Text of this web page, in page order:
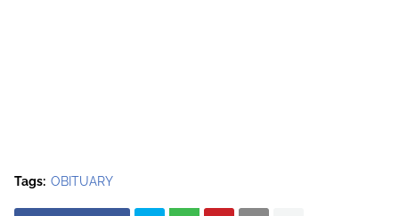
Tags: OBITUARY